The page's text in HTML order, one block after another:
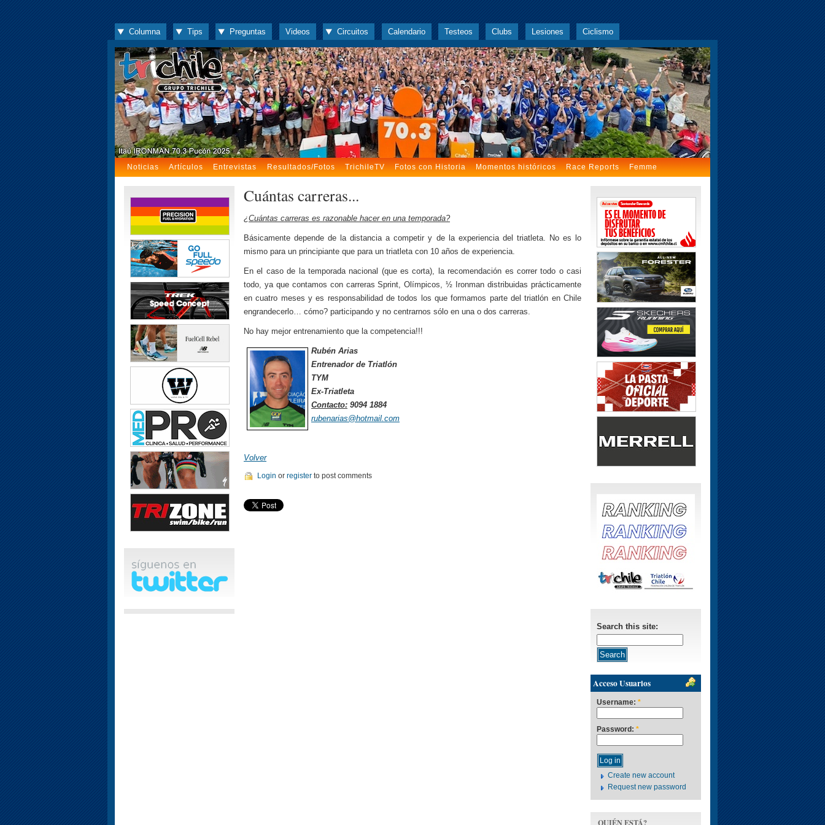
Columna Tips Preguntas Videos Circuitos Calendario Testeos Clubs Lesiones Ciclismo
Noticias Artículos Entrevistas Resultados/Fotos TrichileTV Fotos con Historia Momentos históricos Race Reports Femme
Cuántas carreras...
¿Cuántas carreras es razonable hacer en una temporada?
Básicamente depende de la distancia a competir y de la experiencia del triatleta. No es lo
mismo para un principiante que para un triatleta con 10 años de experiencia.
En el caso de la temporada nacional (que es corta), la recomendación es correr todo o casi
todo, ya que contamos con carreras Sprint, Olímpicos, ½ Ironman distribuidas prácticamente
en cuatro meses y es responsabilidad de todos los que formamos parte del triatlón en Chile
engrandecerlo… cómo? participando y no centrarnos sólo en una o dos carreras.
No hay mejor entrenamiento que la competencia!!!
Rubén Arias
Entrenador de Triatlón
TYM
Ex-Triatleta
Contacto: 9094 1884
rubenarias@hotmail.com
Volver
Login or register to post comments
Search this site:
Acceso Usuarios
Username: *
Password: *
Create new account
Request new password
QUIÉN ESTÁ?